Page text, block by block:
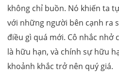
không chỉ buồn. Nó khiến ta
với những người bên cạnh ra
điều gì quá mới. Cô nhắc nhở
là hữu hạn, và chính sự hữu
khoảnh khắc trở nên quý giá.